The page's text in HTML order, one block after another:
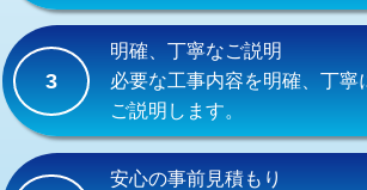
（P/S/ポップアップ））
交換・取付（その他部品）
持込商品取付（単水栓）
持込商品取付（混合水栓）
3
明確、丁寧なご説明
必要な工事内容を明確、丁寧
ご説明します。
安心の事前見積もり